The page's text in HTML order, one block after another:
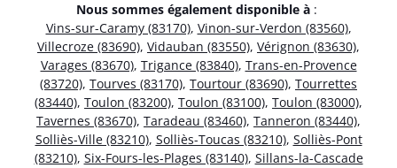
Nous sommes également disponible à :
Vins-sur-Caramy (83170), Vinon-sur-Verdon (83560),
Villecroze (83690), Vidauban (83550), Vérignon (83630),
Varages (83670), Trigance (83840), Trans-en-Provence
(83720), Tourves (83170), Tourtour (83690), Tourrettes
(83440), Toulon (83200), Toulon (83100), Toulon (83000),
Tavernes (83670), Taradeau (83460), Tanneron (83440),
Solliès-Ville (83210), Solliès-Toucas (83210), Solliès-Pont
(83210), Six-Fours-les-Plages (83140), Sillans-la-Cascade